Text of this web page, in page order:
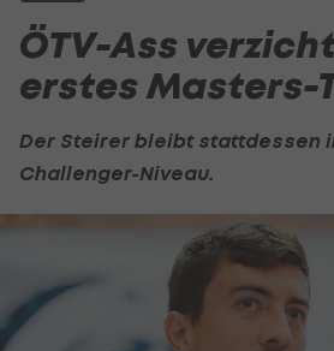
ÖTV-Ass
erstes Masters-
Der Steirer bleibt stattdessen
Challenger-Niveau.